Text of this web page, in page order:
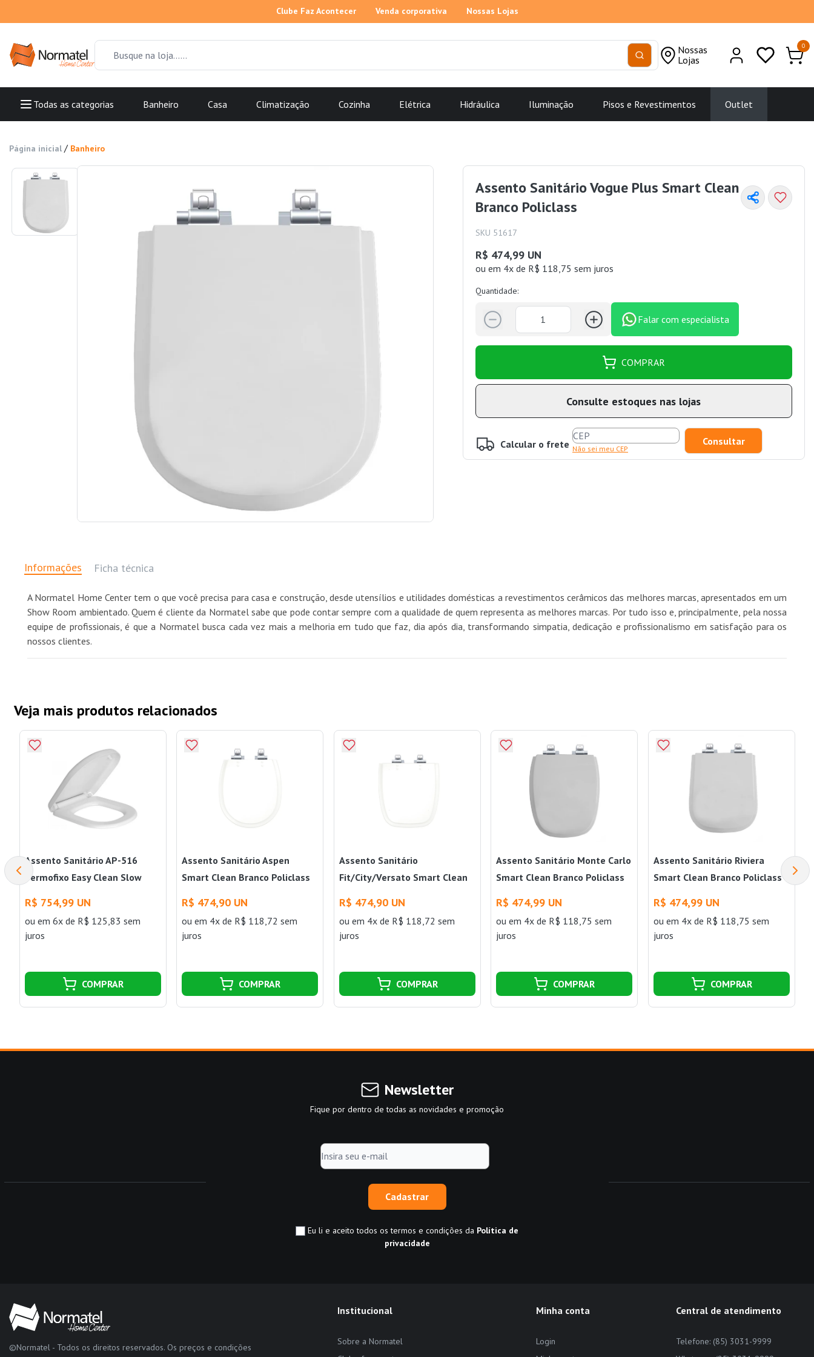
Clube Faz Acontecer Venda corporativa Nossas Lojas
Nossas
Lojas
0
Todas as categorias Banheiro Casa Climatização Cozinha Elétrica Hidráulica Iluminação Pisos e Revestimentos Outlet
Página inicial / Banheiro
Assento Sanitário Vogue Plus Smart Clean
Branco Policlass
SKU 51617
R$ 474,99 UN
ou em 4x de R$ 118,75 sem juros
Quantidade:
Falar com especialista
COMPRAR
Consulte estoques nas lojas
Calcular o frete Não sei meu CEP
Informações Ficha técnica
A Normatel Home Center tem o que você precisa para casa e construção, desde utensílios e utilidades domésticas a revestimentos cerâmicos das melhores marcas, apresentados em um
Show Room ambientado. Quem é cliente da Normatel sabe que pode contar sempre com a qualidade de quem representa as melhores marcas. Por tudo isso e, principalmente, pela nossa
equipe de profissionais, é que a Normatel busca cada vez mais a melhoria em tudo que faz, dia após dia, transformando simpatia, dedicação e profissionalismo em satisfação para os
nossos clientes.
Veja mais produtos relacionados
Assento Sanitário AP-516
Termofixo Easy Clean Slow
R$ 754,99 UN
ou em 6x de R$ 125,83 sem
juros
COMPRAR
Assento Sanitário Aspen
Smart Clean Branco Policlass
R$ 474,90 UN
ouem 4x de R$ 118,72 sem
juros
COMPRAR
Assento Sanitário
Fit/City/Versato Smart Clean
R$ 474,90 UN
ou em 4x de R$ 118,72 sem
juros
COMPRAR
Assento Sanitário Monte Carlo
Smart Clean Branco Policlass
R$ 474,99 UN
ouem 4x de R$ 118,75 sem
juros
COMPRAR
Assento Sanitário Riviera
Smart Clean Branco Policlass
R$ 474,99 UN
ou em 4x de R$ 118,75 sem
juros
COMPRAR
Newsletter
Fique por dentro de todas as novidades e promoção
Cadastrar
Eu li e aceito todos os termos e condições da Política de
privacidade
©Normatel - Todos os direitos reservados. Os preços e condições
Institucional
Sobre a Normatel
Minha conta
Login
Central de atendimento
Telefone: (85) 3031-9999